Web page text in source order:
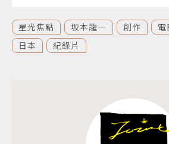
星光焦點 坂本龍一 創作 電
日本
紀錄片